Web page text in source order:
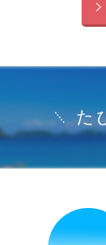
た